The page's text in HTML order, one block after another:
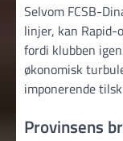
Selvom FCSB-
linjer, kan
fordi klubben
økonomisk
imponerende
Provinsens